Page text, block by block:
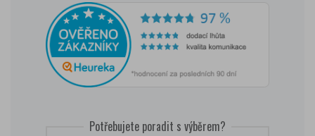
Potřebujete poradit s výběrem?